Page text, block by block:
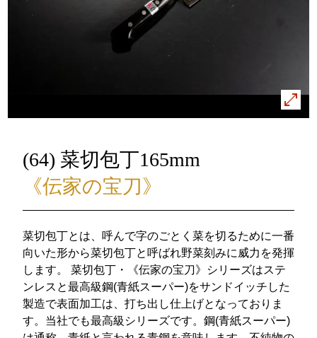
(64) 菜切包丁165mm
《伝家の宝刀》
菜切包丁とは、呼んで字のごとく菜を切るために一番
向いた形から菜切包丁と呼ばれ野菜刻みに威力を発揮
します。 菜切包丁・《伝家の宝刀》シリーズはステ
ンレスと最高級鋼(青紙スーパー)をサンドイッチした
製造で表面加工は、打ち出し仕上げとなっておりま
す。当社でも最高級シリーズです。鋼(青紙スーパー)